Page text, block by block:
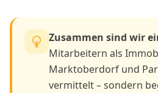
Zusammen sind wir
Mitarbeitern als
Marktoberdorf und
vermittelt – sondern